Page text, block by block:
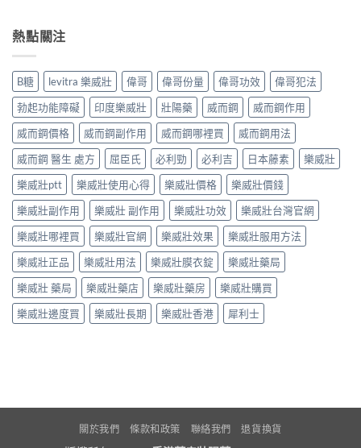
熱點關注
B糖 levitra 樂威壯 偉哥 偉哥份量 偉哥功效
偉哥犯法
勃起功能障礙
印度樂威壯 壯陽藥 威而鋼
威而鋼作用
威而鋼價格
威而鋼副作用 威而鋼哪裡買
威而鋼用法
威而鋼 醫生 處方
屈臣氏 必利勁 必利吉 日本藤素
樂威壯
樂威壯ptt
樂威壯使用心得 樂威壯價格
樂威壯價錢
樂威壯副作用
樂威壯 副作用 樂威壯功效
樂威壯台灣官網
樂威壯哪裡買
樂威壯官網 樂威壯效果
樂威壯服用方法
樂威壯正品
樂威壯用法 樂威壯膜衣錠
樂威壯藥局
樂威壯 藥局
樂威壯藥店 樂威壯藥房
樂威壯購買
樂威壯邊度買
樂威壯長期 樂威壯香港 犀利士
關於我們 條款和政策 聯絡我們 退貨換貨